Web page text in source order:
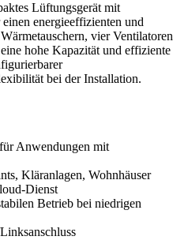
Lüftungsgerät mit
energieeffizienten und
vier Ventilatoren
hohe Kapazität und effiziente
bei der Installation.
Anwendungen mit
Kläranlagen, Wohnhäuser
Dienst
Betrieb bei niedrigen